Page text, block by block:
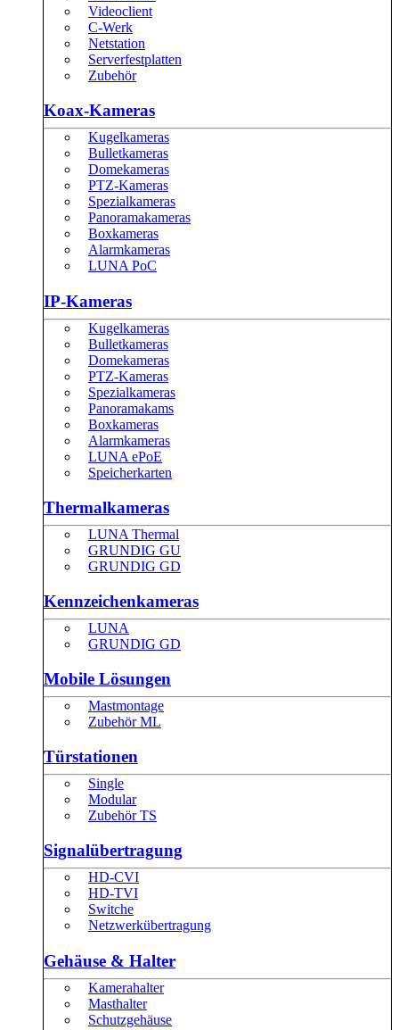
Videoclient
C-Werk
Netstation
Serverfestplatten
Zubehör
Koax-Kameras
Kugelkameras
Bulletkameras
Domekameras
PTZ-Kameras
Spezialkameras
Panoramakameras
Boxkameras
Alarmkameras
LUNA PoC
IP-Kameras
Kugelkameras
Bulletkameras
Domekameras
PTZ-Kameras
Spezialkameras
Panoramakams
Boxkameras
Alarmkameras
LUNA ePoE
Speicherkarten
Thermalkameras
LUNA Thermal
GRUNDIG GU
GRUNDIG GD
Kennzeichenkameras
LUNA
GRUNDIG GD
Mobile Lösungen
Mastmontage
Zubehör ML
Türstationen
Single
Modular
Zubehör TS
Signalübertragung
HD-CVI
HD-TVI
Switche
Netzwerkübertragung
Gehäuse & Halter
Kamerahalter
Masthalter
Schutzgehäuse